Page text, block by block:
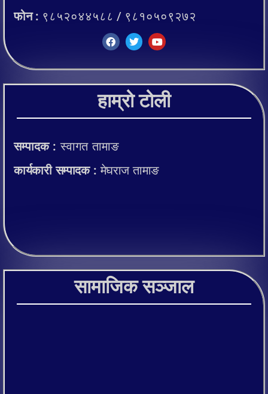
फोन : ९८५२०४४५८८ / ९८१०५०९२७२
हाम्रो टोली
सम्पादक :स्वागत तामाङ
कार्यकारी सम्पादक :मेघराज तामाङ
सामाजिक सञ्जाल